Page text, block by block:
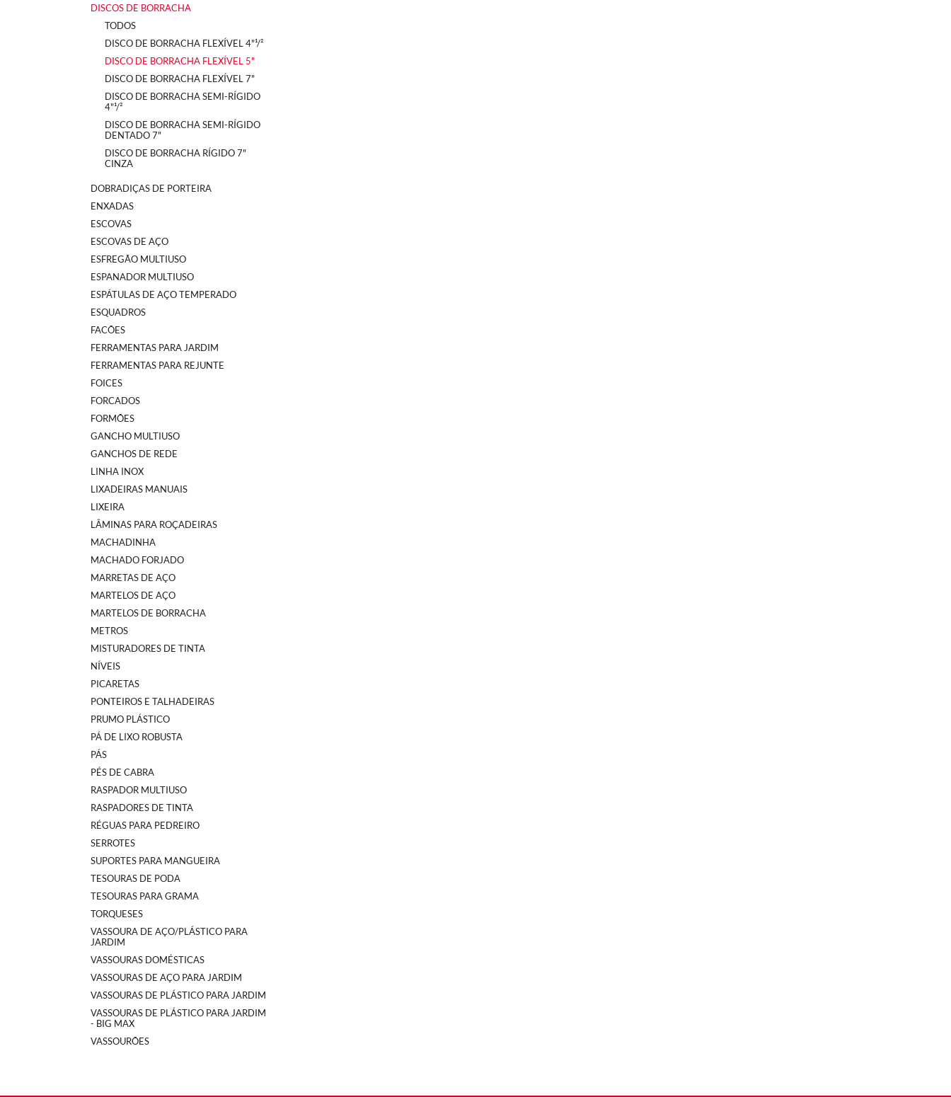
DISCOS DE BORRACHA
TODOS
DISCO DE BORRACHA FLEXÍVEL 4"¹/²
DISCO DE BORRACHA FLEXÍVEL 5"
DISCO DE BORRACHA FLEXÍVEL 7"
DISCO DE BORRACHA SEMI-RÍGIDO
4"¹/²
DISCO DE BORRACHA SEMI-RÍGIDO
DENTADO 7"
DISCO DE BORRACHA RÍGIDO 7"
CINZA
DOBRADIÇAS DE PORTEIRA
ENXADAS
ESCOVAS
ESCOVAS DE AÇO
ESFREGÃO MULTIUSO
ESPANADOR MULTIUSO
ESPÁTULAS DE AÇO TEMPERADO
ESQUADROS
FACÕES
FERRAMENTAS PARA JARDIM
FERRAMENTAS PARA REJUNTE
FOICES
FORCADOS
FORMÕES
GANCHO MULTIUSO
GANCHOS DE REDE
LINHA INOX
LIXADEIRAS MANUAIS
LIXEIRA
LÂMINAS PARA ROÇADEIRAS
MACHADINHA
MACHADO FORJADO
MARRETAS DE AÇO
MARTELOS DE AÇO
MARTELOS DE BORRACHA
METROS
MISTURADORES DE TINTA
NÍVEIS
PICARETAS
PONTEIROS E TALHADEIRAS
PRUMO PLÁSTICO
PÁ DE LIXO ROBUSTA
PÁS
PÉS DE CABRA
RASPADOR MULTIUSO
RASPADORES DE TINTA
RÉGUAS PARA PEDREIRO
SERROTES
SUPORTES PARA MANGUEIRA
TESOURAS DE PODA
TESOURAS PARA GRAMA
TORQUESES
VASSOURA DE AÇO/PLÁSTICO PARA
JARDIM
VASSOURAS DOMÉSTICAS
VASSOURAS DE AÇO PARA JARDIM
VASSOURAS DE PLÁSTICO PARA JARDIM
VASSOURAS DE PLÁSTICO PARA JARDIM
- BIG MAX
VASSOURÕES